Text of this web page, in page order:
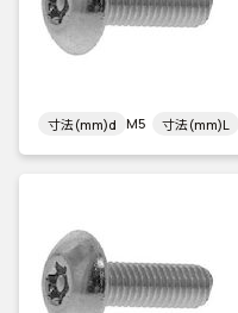
寸法(mm)d M5 寸法(mm)L